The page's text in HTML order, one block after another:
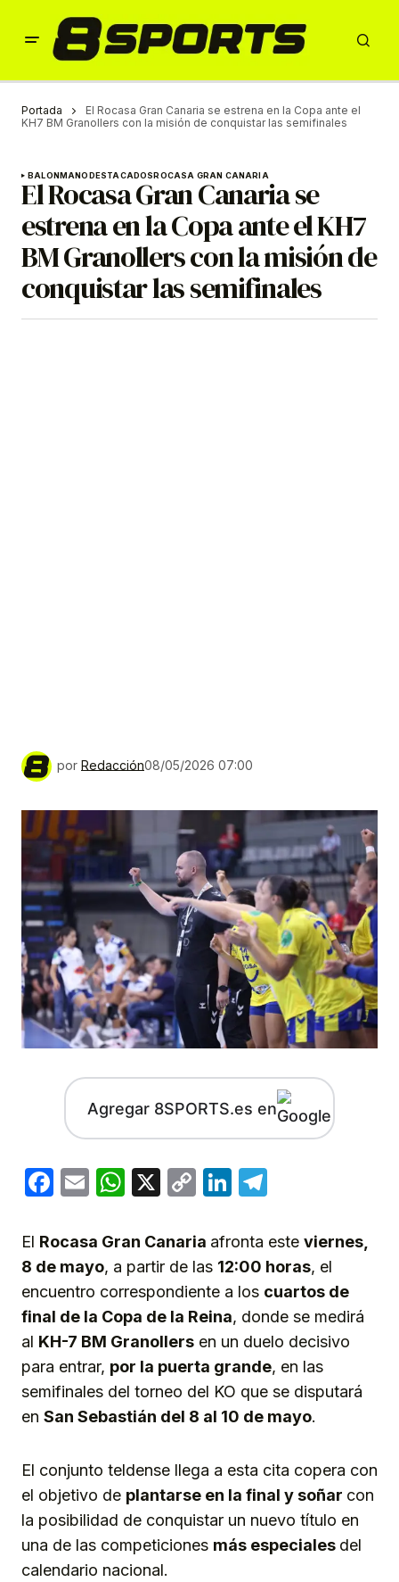
Portada
El Rocasa Gran Canaria se estrena en la Copa ante el
KH7 BM Granollers con la misión de conquistar las semifinales
BALONMANODESTACADOSROCASA GRAN CANARIA
El Rocasa Gran Canaria se
estrena en la Copa ante el KH7
BM Granollers con la misión de
conquistar las semifinales
por Redacción08/05/2026 07:00
Agregar 8SPORTS.es en
Facebook
EmailWhatsApp
X
CopyLinkedIn
El Rocasa Gran Canaria afronta este viernes,
8 de mayo, a partir de las 12:00 horas, el
encuentro correspondiente a los cuartos de
final de la Copa de la Reina, donde se medirá
al KH-7 BM Granollers en un duelo decisivo
para entrar, por la puerta grande, en las
semifinales del torneo del KO que se disputará
en San Sebastián del 8 al 10 de mayo.
El conjunto teldense llega a esta cita copera con
el objetivo de plantarse en la final y soñar con
la posibilidad de conquistar un nuevo título en
una de las competiciones más especiales del
calendario nacional.